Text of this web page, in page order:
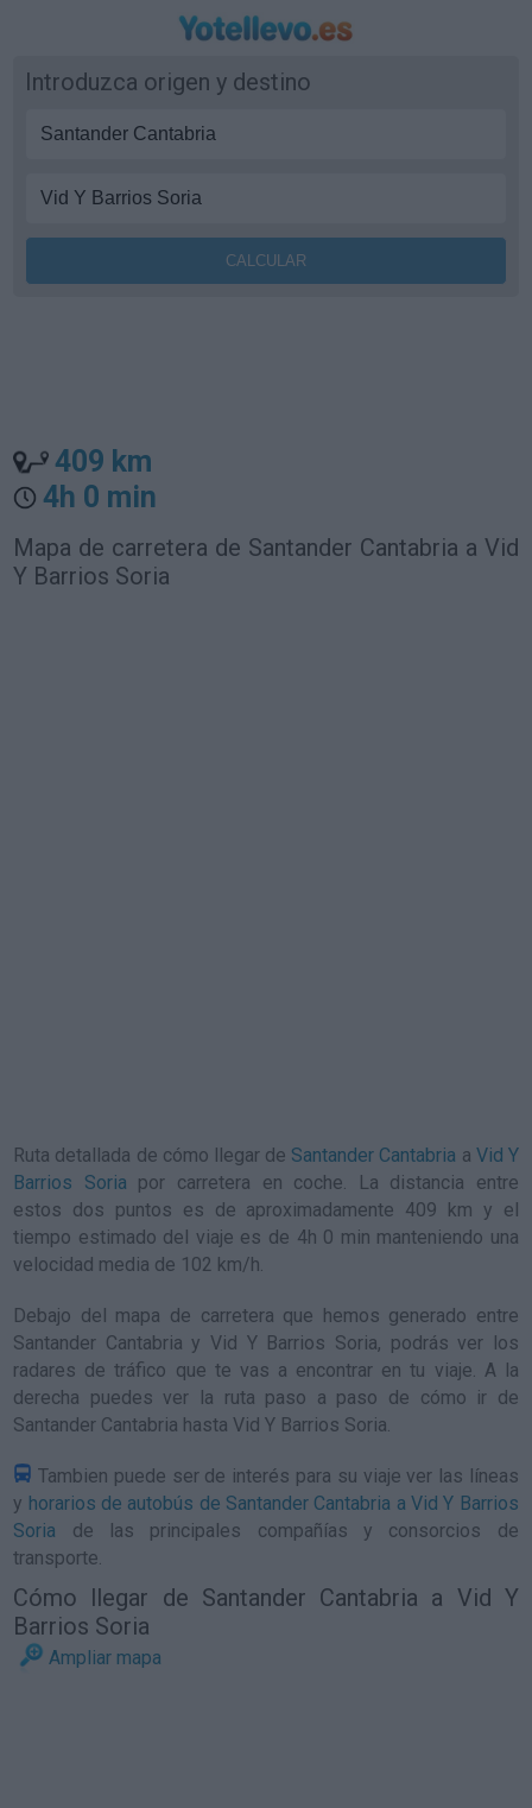
Introduzca origen y destino
409 km
4h 0 min
Mapa de carretera de Santander Cantabria a Vid
Y Barrios Soria
Ruta detallada de cómo llegar de Santander Cantabria a Vid Y
Barrios Soria por carretera en coche. La distancia entre
estos dos puntos es de aproximadamente 409 km y el
tiempo estimado del viaje es de 4h 0 min manteniendo una
velocidad media de 102 km/h.
Debajo del mapa de carretera que hemos generado entre
Santander Cantabria y Vid Y Barrios Soria, podrás ver los
radares de tráfico que te vas a encontrar en tu viaje. A la
derecha puedes ver la ruta paso a paso de cómo ir de
Santander Cantabria hasta Vid Y Barrios Soria.
Tambien puede ser de interés para su viaje ver las líneas
y horarios de autobús de Santander Cantabria a Vid Y Barrios
Soria de las principales compañías y consorcios de
transporte.
Cómo llegar de Santander Cantabria a Vid Y
Barrios Soria
Ampliar mapa